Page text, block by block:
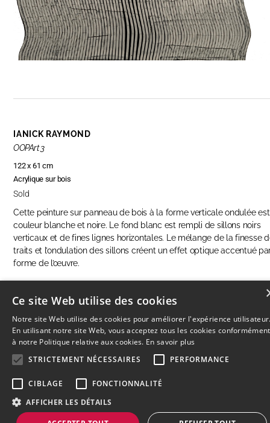
IANICK RAYMOND
OOPArt 3
122 x 61 cm
Acrylique sur bois
Sold
Cette peinture sur panneau de bois à la forme verticale ondulée
couleur blanche et noire. Le fond blanc est rempli de sillons noirs
verticaux et de fines lignes horizontales. Le mélange de la finesse
traits et l’ondulation des sillons créent un effet optique accentué
forme de l’œuvre.
ENQUIRE ABOUT THIS ARTWORK
© 2026L'Artothèque
Ce site Web utilise des cookies
Notre site Web utilise des cookies pour améliorer l'expérience
En utilisant notre site Web, vous acceptez tous les cookies conformément
à notre Politique relative aux cookies. En savoir plus
STRICTEMENT NÉCESSAIRES
PERFORMANCE
CIBLAGE
FONCTIONNALITÉ
AFFICHER LES DÉTAILS